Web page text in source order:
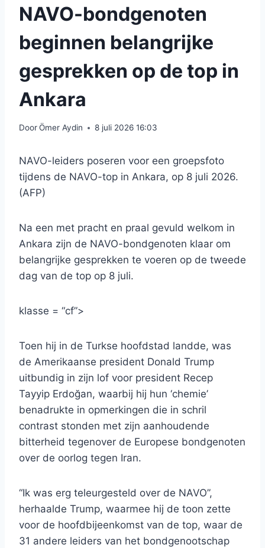
NAVO-bondgenoten
beginnen belangrijke
gesprekken op de top in
Ankara
DoorÖmer Aydin 8 juli 2026 16:03
NAVO-leiders poseren voor een groepsfoto
tijdens de NAVO-top in Ankara, op 8 juli 2026.
(AFP)
Na een met pracht en praal gevuld welkom in
Ankara zijn de NAVO-bondgenoten klaar om
belangrijke gesprekken te voeren op de tweede
dag van de top op 8 juli.
klasse = “cf”>
Toen hij in de Turkse hoofdstad landde, was
de Amerikaanse president Donald Trump
uitbundig in zijn lof voor president Recep
Tayyip Erdoğan, waarbij hij hun ‘chemie’
benadrukte in opmerkingen die in schril
contrast stonden met zijn aanhoudende
bitterheid tegenover de Europese bondgenoten
over de oorlog tegen Iran.
“Ik was erg teleurgesteld over de NAVO”,
herhaalde Trump, waarmee hij de toon zette
voor de hoofdbijeenkomst van de top, waar de
31 andere leiders van het bondgenootschap